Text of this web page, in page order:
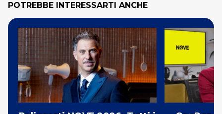
POTREBBE INTERESSARTI ANCHE